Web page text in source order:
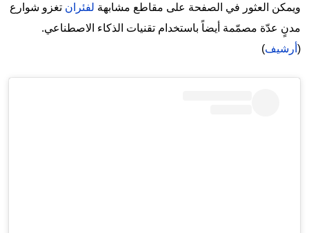
ويمكن العثور في الصفحة على مقاطع مشابهة لفئران تغزو شوارع
مدنٍ عدّة مصمّمة أيضاً باستخدام تقنيات الذكاء الاصطناعي.
( أرشيف)